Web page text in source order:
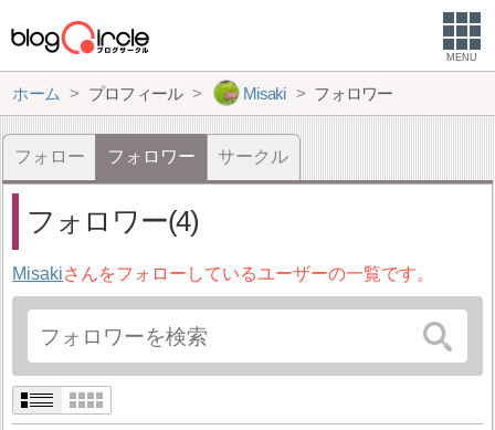
MENU
ホーム プロフィール Misaki フォロワー
フォロー フォロワー サークル
フォロワー(4)
Misakiさんをフォローしているユーザーの一覧です。